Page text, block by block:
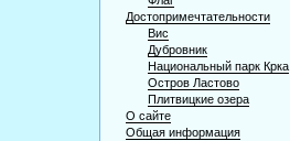
Достопримечтательности
Вис
Дубровник
Национальный парк Крка
Остров Ластово
Плитвицкие озера
О сайте
Общая информация